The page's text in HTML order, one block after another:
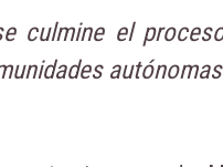
culmine el